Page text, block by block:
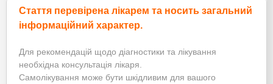
Стаття перевірена лікарем та носить загальний
інформаційний характер.
Для рекомендацій щодо діагностики та лікування
необхідна консультація лікаря.
Самолікування може бути шкідливим для вашого